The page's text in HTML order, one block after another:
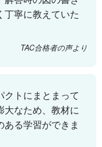
寧に教えていた
TAC合格者の声より
トにまとまって
大なため、教材に
る学習ができま